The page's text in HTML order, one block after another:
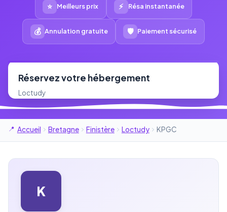
⭐ Meilleurs prix ⚡ Résa instantanée
💰 Annulation gratuite 🛡 Paiement sécurisé
Réservez votre hébergement
Loctudy
Accueil Bretagne Finistère Loctudy KPGC
K